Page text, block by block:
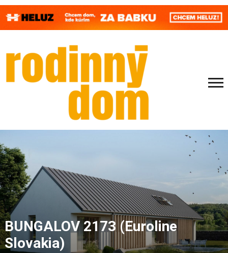
BUNGALOV 2173 (Euroline
Slovakia)